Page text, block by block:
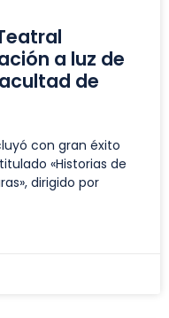
a luz de
de
con gran éxito
«Historias de
dirigido por